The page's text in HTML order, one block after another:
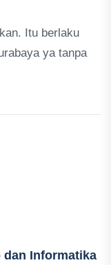
Itu berlaku
ya tanpa
dan Informatika